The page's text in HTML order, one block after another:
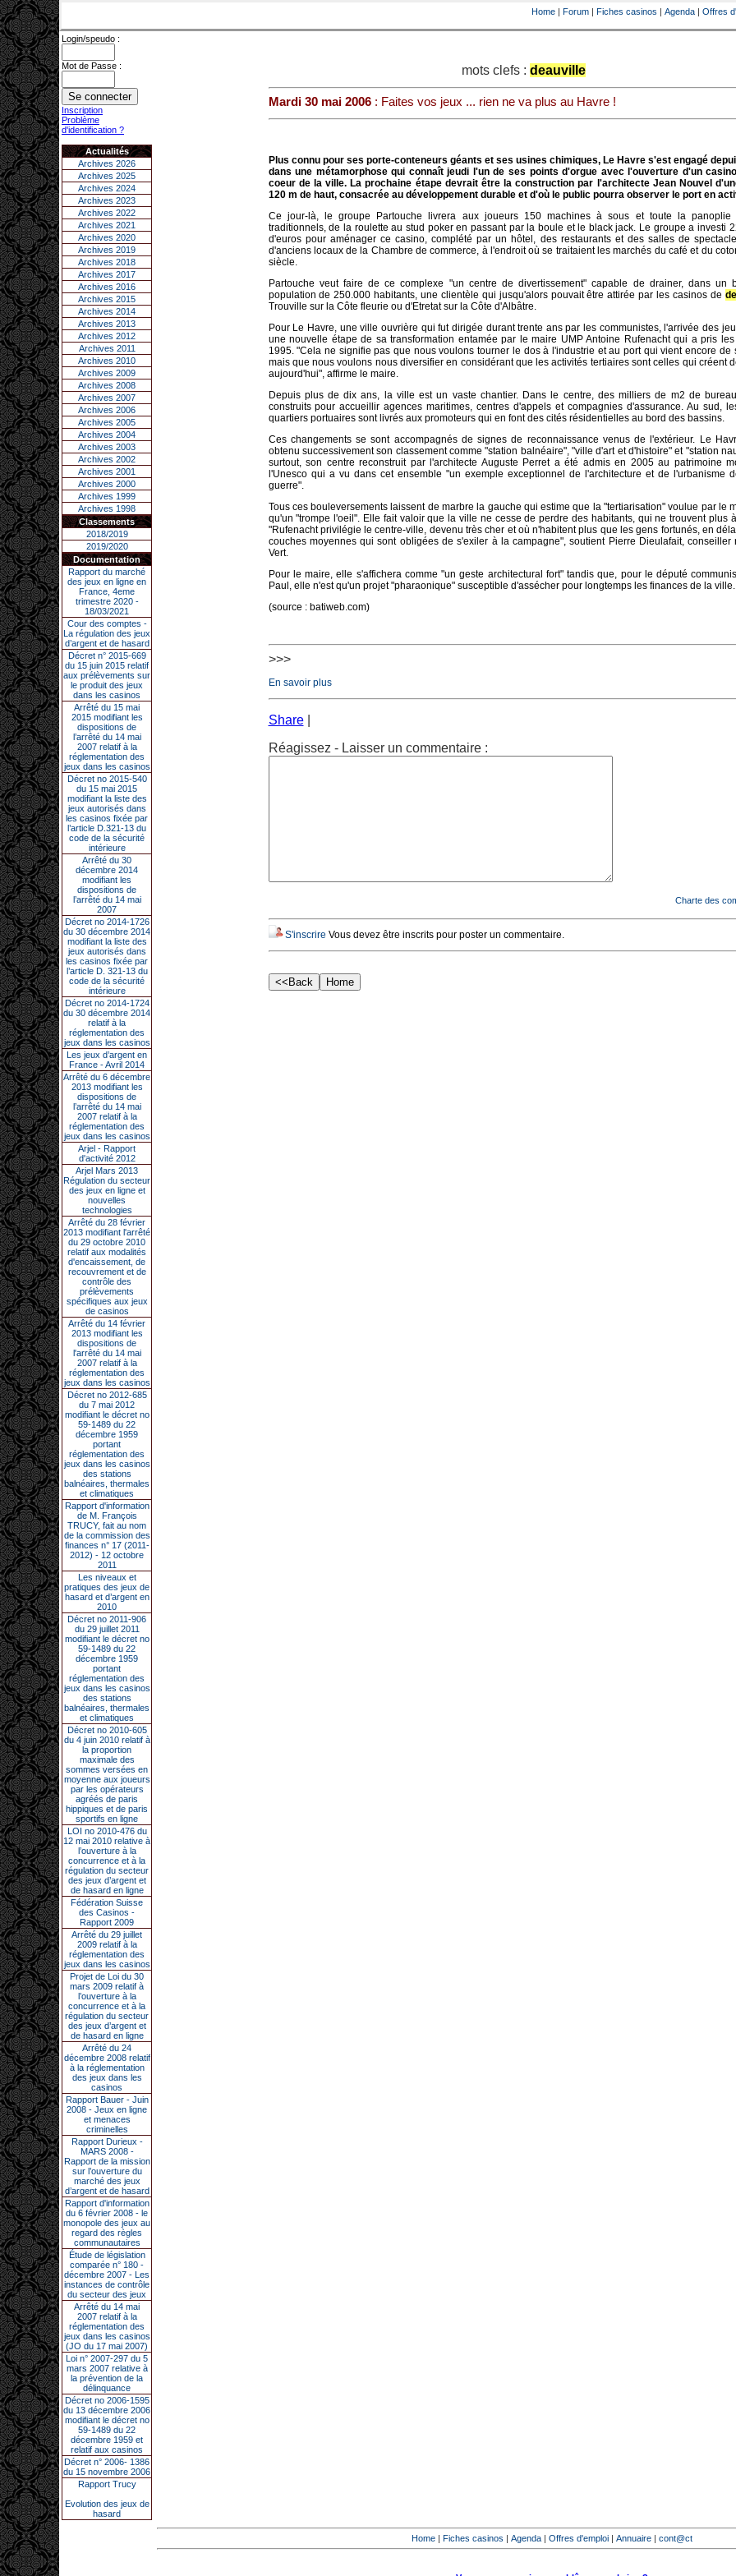
Home | Forum | Fiches casinos | Agenda | Offres
Login/speudo :
Mot de Passe :
Inscription
Problème
d'identification ?
Actualités
Archives 2026
Archives 2025
Archives 2024
Archives 2023
Archives 2022
Archives 2021
Archives 2020
Archives 2019
Archives 2018
Archives 2017
Archives 2016
Archives 2015
Archives 2014
Archives 2013
Archives 2012
Archives 2011
Archives 2010
Archives 2009
Archives 2008
Archives 2007
Archives 2006
Archives 2005
Archives 2004
Archives 2003
Archives 2002
Archives 2001
Archives 2000
Archives 1999
Archives 1998
Classements
2018/2019
2019/2020
Documentation
Rapport du marché
des jeux en ligne en
France, 4eme
trimestre 2020 -
18/03/2021
Cour des comptes -
La régulation des jeux
d’argent et de hasard
Décret n° 2015-669
du 15 juin 2015 relatif
aux prélèvements sur
le produit des jeux
dans les casinos
Arrêté du 15 mai
2015 modifiant les
dispositions de
l’arrêté du 14 mai
2007 relatif à la
réglementation des
jeux dans les casinos
Décret no 2015-540
du 15 mai 2015
modifiant la liste des
jeux autorisés dans
les casinos fixée par
l’article D.321-13 du
code de la sécurité
intérieure
Arrêté du 30
décembre 2014
modifiant les
dispositions de
l’arrêté du 14 mai
2007
Décret no 2014-1726
du 30 décembre 2014
modifiant la liste des
jeux autorisés dans
les casinos fixée par
l’article D. 321-13 du
code de la sécurité
intérieure
Décret no 2014-1724
du 30 décembre 2014
relatif à la
réglementation des
jeux dans les casinos
Les jeux d’argent en
France - Avril 2014
Arrêté du 6 décembre
2013 modifiant les
dispositions de
l’arrêté du 14 mai
2007 relatif à la
réglementation des
jeux dans les casinos
Arjel - Rapport
d'activité 2012
Arjel Mars 2013
Régulation du secteur
des jeux en ligne et
nouvelles
technologies
Arrêté du 28 février
2013 modifiant l'arrêté
du 29 octobre 2010
relatif aux modalités
d'encaissement, de
recouvrement et de
contrôle des
prélèvements
spécifiques aux jeux
de casinos
Arrêté du 14 février
2013 modifiant les
dispositions de
l'arrêté du 14 mai
2007 relatif à la
réglementation des
jeux dans les casinos
Décret no 2012-685
du 7 mai 2012
modifiant le décret no
59-1489 du 22
décembre 1959
portant
réglementation des
jeux dans les casinos
des stations
balnéaires, thermales
et climatiques
Rapport d'information
de M. François
TRUCY, fait au nom
de la commission des
finances n° 17 (2011-
2012) - 12 octobre
2011
Les niveaux et
pratiques des jeux de
hasard et d’argent en
2010
Décret no 2011-906
du 29 juillet 2011
modifiant le décret no
59-1489 du 22
décembre 1959
portant
réglementation des
jeux dans les casinos
des stations
balnéaires, thermales
et climatiques
Décret no 2010-605
du 4 juin 2010 relatif à
la proportion
maximale des
sommes versées en
moyenne aux joueurs
par les opérateurs
agréés de paris
hippiques et de paris
sportifs en ligne
LOI no 2010-476 du
12 mai 2010 relative à
l’ouverture à la
concurrence et à la
régulation du secteur
des jeux d’argent et
de hasard en ligne
Fédération Suisse
des Casinos -
Rapport 2009
Arrêté du 29 juillet
2009 relatif à la
réglementation des
jeux dans les casinos
Projet de Loi du 30
mars 2009 relatif à
l’ouverture à la
concurrence et à la
régulation du secteur
des jeux d’argent et
de hasard en ligne
Arrêté du 24
décembre 2008 relatif
à la réglementation
des jeux dans les
casinos
Rapport Bauer - Juin
2008 - Jeux en ligne
et menaces
criminelles
Rapport Durieux -
MARS 2008 -
Rapport de la mission
sur l’ouverture du
marché des jeux
d’argent et de hasard
Rapport d'information
du 6 février 2008 - le
monopole des jeux au
regard des règles
communautaires
Étude de législation
comparée n° 180 -
décembre 2007 - Les
instances de contrôle
du secteur des jeux
Arrêté du 14 mai
2007 relatif à la
réglementation des
jeux dans les casinos
(JO du 17 mai 2007)
Loi n° 2007-297 du 5
mars 2007 relative à
la prévention de la
délinquance
Décret no 2006-1595
du 13 décembre 2006
modifiant le décret no
59-1489 du 22
décembre 1959 et
relatif aux casinos
Décret n° 2006- 1386
du 15 novembre 2006
Rapport Trucy
Evolution des jeux de
hasard
mots clefs : deauville
Mardi 30 mai 2006: Faites vos jeux ... rien ne va plus au Havre !
Plus connu pour ses porte-conteneurs géants et ses usines chimiques, Le Havre s'est engagé
dans une métamorphose qui connaît jeudi l'un de ses points d'orgue avec l'ouverture d'un
coeur de la ville. La prochaine étape devrait être la construction par l'architecte Jean Nouvel
120 m de haut, consacrée au développement durable et d'où le public pourra observer le port en
Ce jour-là, le groupe Partouche livrera aux joueurs 150 machines à sous et toute la panoplie
traditionnels, de la roulette au stud poker en passant par la boule et le black jack. Le groupe a investi
d'euros pour aménager ce casino, complété par un hôtel, des restaurants et des salles de
d'anciens locaux de la Chambre de commerce, à l'endroit où se traitaient les marchés du café et du
siècle.
Partouche veut faire de ce complexe "un centre de divertissement" capable de drainer, dans un
population de 250.000 habitants, une clientèle qui jusqu'alors pouvait être attirée par les casinos de
Trouville sur la Côte fleurie ou d'Etretat sur la Côte d'Albâtre.
Pour Le Havre, une ville ouvrière qui fut dirigée durant trente ans par les communistes, l'arrivée des
une nouvelle étape de sa transformation entamée par le maire UMP Antoine Rufenacht qui a pris
1995. "Cela ne signifie pas que nous voulons tourner le dos à l'industrie et au port qui vient encore de
mais que nous voulons nous diversifier en considérant que les activités tertiaires sont celles qui créent
aujourd'hui", affirme le maire.
Depuis plus de dix ans, la ville est un vaste chantier. Dans le centre, des milliers de m2 de
construits pour accueillir agences maritimes, centres d'appels et compagnies d'assurance. Au sud,
quartiers portuaires sont livrés aux promoteurs qui en font des cités résidentielles au bord des bassins.
Ces changements se sont accompagnés de signes de reconnaissance venus de l'extérieur. Le
obtenu successivement son classement comme "station balnéaire", "ville d'art et d'histoire" et "station
surtout, son centre reconstruit par l'architecte Auguste Perret a été admis en 2005 au patrimoine
l'Unesco qui a vu dans cet ensemble "un exemple exceptionnel de l'architecture et de l'urbanisme
guerre".
Tous ces bouleversements laissent de marbre la gauche qui estime que la "tertiarisation" voulue par le
qu'un "trompe l'oeil". Elle fait valoir que la ville ne cesse de perdre des habitants, qui ne trouvent plus
"Rufenacht privilégie le centre-ville, devenu très cher et où n'habitent plus que les gens fortunés, en
couches moyennes qui sont obligées de s'exiler à la campagne", soutient Pierre Dieulafait, conseiller
Vert.
Pour le maire, elle s'affichera comme "un geste architectural fort" tandis que, pour le député
Paul, elle n'est qu'un projet "pharaonique" susceptible d'assécher pour longtemps les finances de la ville.
(source : batiweb.com)
>>>
En savoir plus
Share
Réagissez - Laisser un commentaire :
Charte des
S'inscrire Vous devez être inscrits pour poster un commentaire.
Home | Fiches casinos | Agenda | Offres d'emploi | Annuaire | cont@ct